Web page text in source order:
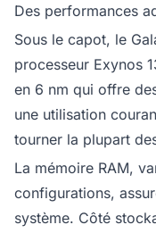
Des performances
Sous le capot, le
processeur Exynos
en 6 nm qui offre
une utilisation
tourner la plupart
La mémoire RAM,
configurations,
système. Côté